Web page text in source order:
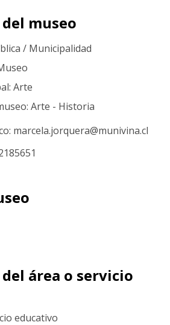
museo
/ Municipalidad
Arte
Arte - Historia
marcela.jorquera@munivina.cl
área o servicio
educativo